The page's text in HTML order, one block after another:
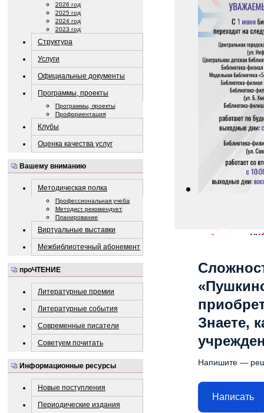
2026 год
2025 год
2024 год
2023 год
Структура
Услуги
Официальные документы
Программы, проекты
Программы, проекты
Профориентация
Клубы
Оценка качества услуг
Вашему вниманию
Методическая полка
Профессиональная учеба
Методист рекомендует
Планирование
Виртуальные выставки
Межбиблиотечный абонемент
проЧТЕНИЕ
Литературные премии
Литературные события
Современные писатели
Советуем почитать
Информационные ресурсы
Новые поступления
Периодические издания
Знаете,
Напишите —
Написать